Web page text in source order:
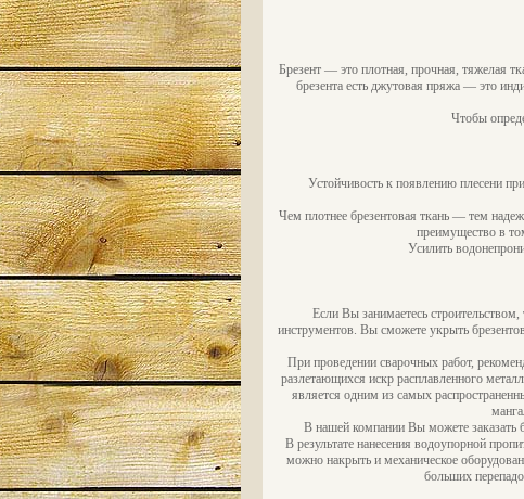
Брезент — это плотная, прочная, тяжелая
брезента есть джутовая пряжа — это
Чтобы
Устойчивость к появлению плесени
Чем плотнее брезентовая ткань — тем
преимущество в
Усилить
Если Вы занимаетесь
инструментов. Вы сможете укрыть
При проведении сварочных работ,
разлетающихся искр расплавленного
является одним из самых
В нашей компании Вы можете заказать
В результате нанесения водоупорной
можно накрыть и механическое
больших